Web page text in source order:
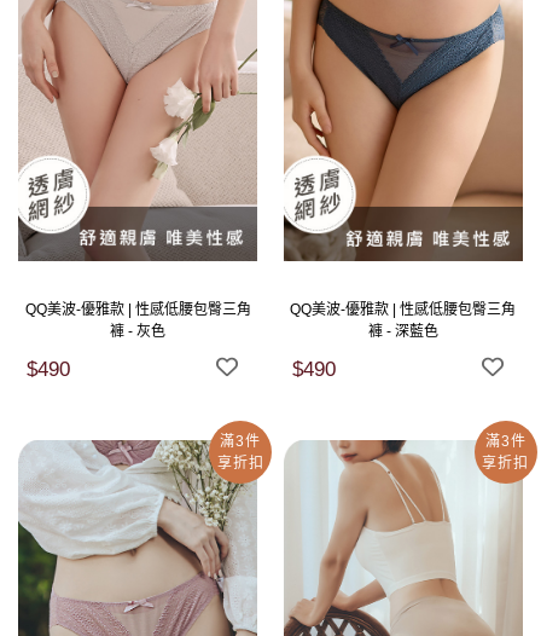
QQ美波-優雅款 | 性感低腰包臀三角
褲 - 灰色
$490
QQ美波-優雅款 | 性感低腰包臀三角
褲 - 深藍色
$490
滿3件
享折扣
滿3件
享折扣